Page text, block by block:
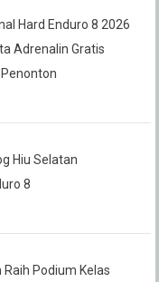
Hard Enduro 8 2026
Adrenalin Gratis
Hiu Selatan
8
Raih Podium Kelas